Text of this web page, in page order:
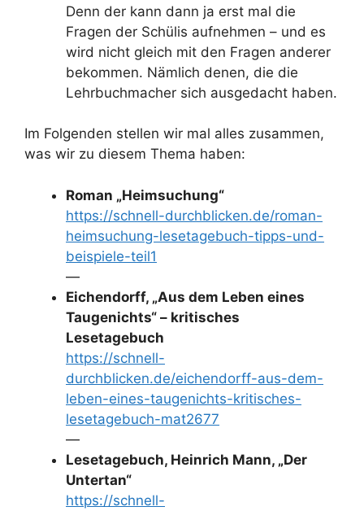
Denn der kann dann ja erst mal die
Fragen der Schülis aufnehmen – und es
wird nicht gleich mit den Fragen anderer
bekommen. Nämlich denen, die die
Lehrbuchmacher sich ausgedacht haben.
Im Folgenden stellen wir mal alles zusammen,
was wir zu diesem Thema haben:
Roman „Heimsuchung“
https://schnell-durchblicken.de/roman-
heimsuchung-lesetagebuch-tipps-und-
beispiele-teil1
—
Eichendorff, „Aus dem Leben eines
Taugenichts“ – kritisches
Lesetagebuch
https://schnell-
durchblicken.de/eichendorff-aus-dem-
leben-eines-taugenichts-kritisches-
lesetagebuch-mat2677
—
Lesetagebuch, Heinrich Mann, „Der
Untertan“
https://schnell-